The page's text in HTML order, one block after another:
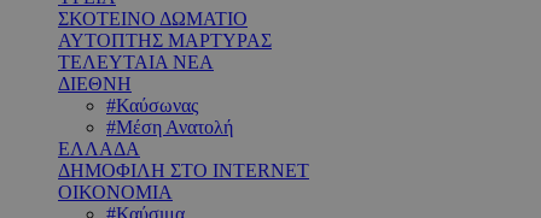
ΣΚΟΤΕΙΝΟ ΔΩΜΑΤΙΟ
ΑΥΤΟΠΤΗΣ ΜΑΡΤΥΡΑΣ
ΤΕΛΕΥΤΑΙΑ ΝΕΑ
ΔΙΕΘΝΗ
#Καύσωνας
#Μέση Ανατολή
ΕΛΛΑΔΑ
ΔΗΜΟΦΙΛΗ ΣΤΟ INTERNET
ΟΙΚΟΝΟΜΙΑ